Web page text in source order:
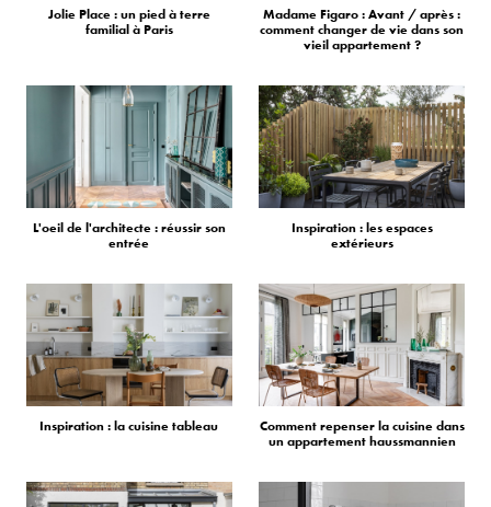
Jolie Place : un pied à terre
familial à Paris
Madame Figaro : Avant / après :
comment changer de vie dans son
vieil appartement ?
L'oeil de l'architecte : réussir son
entrée
Inspiration : les espaces
extérieurs
Inspiration : la cuisine tableau
Comment repenser la cuisine dans
un appartement haussmannien